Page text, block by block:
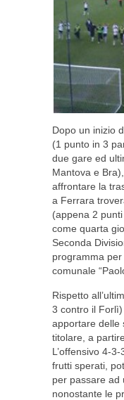
Dopo un inizio
(1 punto in 3
due gare ed
Mantova e
affrontare la
a Ferrara
(appena 2
come quarta
Seconda
programma
comunale
Rispetto
3 contro il Forlì)
apportare delle
titolare, a
L’offensivo 4-
frutti sperati,
per passare ad
nonostante le